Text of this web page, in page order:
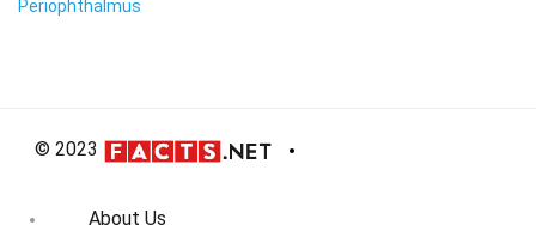
Periophthalmus
© 2023
About Us